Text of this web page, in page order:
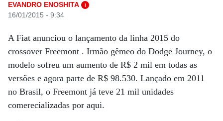
EVANDRO ENOSHITA i
16/01/2015 - 9:34
A Fiat anunciou o lançamento da linha 2015 do
crossover Freemont . Irmão gêmeo do Dodge Journey, o
modelo sofreu um aumento de R$ 2 mil em todas as
versões e agora parte de R$ 98.530. Lançado em 2011
no Brasil, o Freemont já teve 21 mil unidades
comerecializadas por aqui.